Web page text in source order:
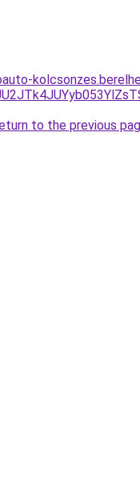
to the previous